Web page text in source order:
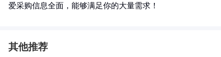
爱采购信息全面，能够满足你的大量需求！
其他推荐